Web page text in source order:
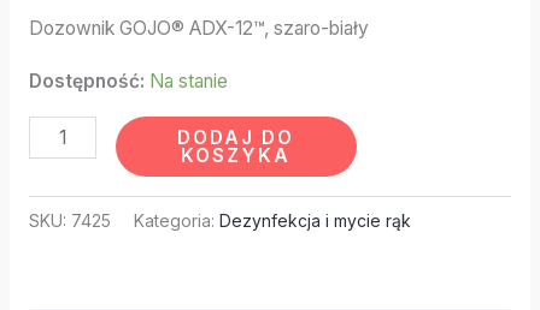
Dozownik GOJO® ADX-12™, szaro-biały
Dostępność: Na stanie
DODAJ DO
KOSZYKA
SKU: 7425 Kategoria: Dezynfekcja i mycie rąk